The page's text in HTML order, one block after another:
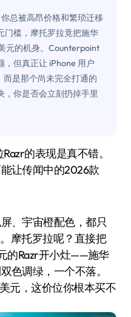
总被高昂价格和繁琐迁移
门槛，摩托罗拉竟把施华
元的机身。Counterpoint
，但真正让 iPhone 用户
而是那个尚未完全打通的
，你是否会立刻扔掉手里
让传闻中的2026款
、宇宙橙配色，都只
摩托罗拉呢？直接把
的Razr开小灶——施华
色调绿，一个不落。
元，这价位你根本买不